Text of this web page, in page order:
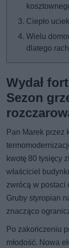
Ciepło
Wielu
dlatego
Wydał
Sezon
Pan Marek przez
kwotę 80 tysięcy
właściciel
zwrócą w postaci
Gruby styropian
znacząco
Po zakończeniu
młodość. Nowa